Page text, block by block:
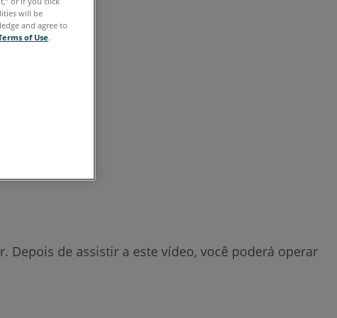
Depois de assistir a este vídeo, você poderá operar
will be
and agree to
of Use.